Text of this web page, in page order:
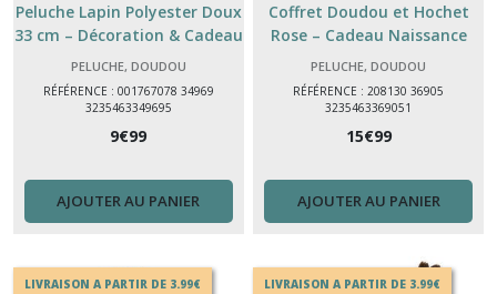
Peluche Lapin Polyester Doux
33 cm – Décoration & Cadeau
Enfant
PELUCHE, DOUDOU
RÉFÉRENCE : 001767078 34969
3235463349695
9€99
AJOUTER AU PANIER
Coffret Doudou et Hochet
Rose – Cadeau Naissance
Bébé Polyester et Bois
PELUCHE, DOUDOU
RÉFÉRENCE : 208130 36905
3235463369051
15€99
AJOUTER AU PANIER
LIVRAISON A PARTIR DE 3.99€ LIVRAISON A PARTIR DE 3.99€